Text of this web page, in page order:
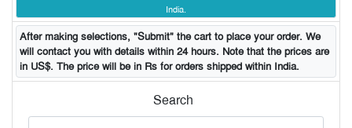
India.
After making selections, "Submit" the cart to place your order. We
will contact you with details within 24 hours. Note that the prices are
in US$. The price will be in Rs for orders shipped within India.
Search